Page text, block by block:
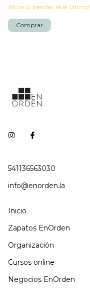
¡No te lo pierdas, es el último!
Comprar
541136563030
info@enorden.la
Inicio
Zapatos EnOrden
Organización
Cursos online
Negocios EnOrden